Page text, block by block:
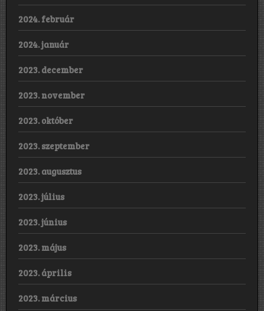
2024. február
2024. január
2023. december
2023. november
2023. október
2023. szeptember
2023. augusztus
2023. július
2023. június
2023. május
2023. április
2023. március